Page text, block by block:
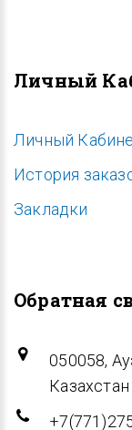
Личный
Личный
История
Закладки
Обратная
050058,
Казахстан